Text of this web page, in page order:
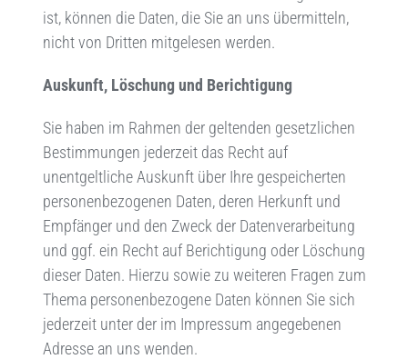
ist, können die Daten, die Sie an uns übermitteln,
nicht von Dritten mitgelesen werden.
Auskunft, Löschung und Berichtigung
Sie haben im Rahmen der geltenden gesetzlichen
Bestimmungen jederzeit das Recht auf
unentgeltliche Auskunft über Ihre gespeicherten
personenbezogenen Daten, deren Herkunft und
Empfänger und den Zweck der Datenverarbeitung
und ggf. ein Recht auf Berichtigung oder Löschung
dieser Daten. Hierzu sowie zu weiteren Fragen zum
Thema personenbezogene Daten können Sie sich
jederzeit unter der im Impressum angegebenen
Adresse an uns wenden.